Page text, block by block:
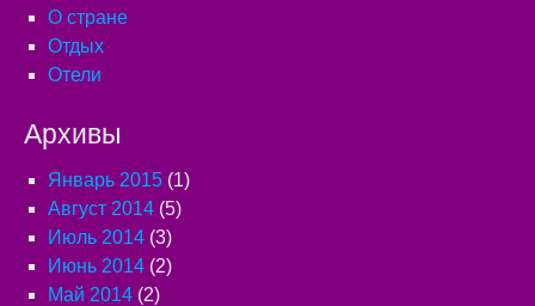
О стране
Отдых
Отели
Архивы
Январь 2015 (1)
Август 2014 (5)
Июль 2014 (3)
Июнь 2014 (2)
Май 2014 (2)